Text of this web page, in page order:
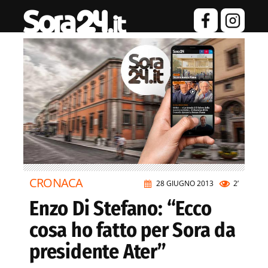
28 GIUGNO 2013 2’
CRONACA
Enzo Di Stefano: “Ecco
cosa ho fatto per Sora da
presidente Ater”